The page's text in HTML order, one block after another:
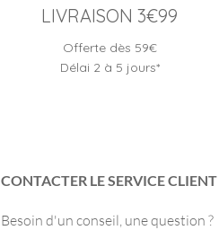
LIVRAISON 3€99
Offerte dès 59€
Délai 2 à 5 jours*
CONTACTER LE SERVICE CLIENT
Besoin d'un conseil, une question ?